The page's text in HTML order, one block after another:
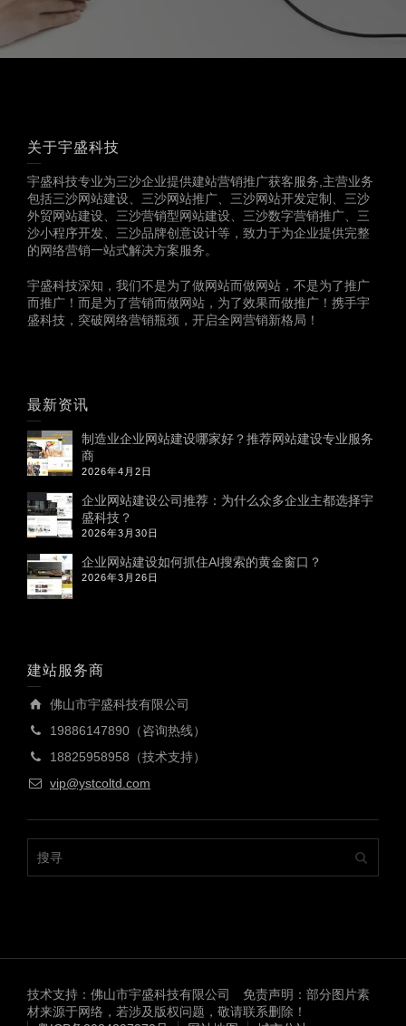
关于宇盛科技
宇盛科技专业为三沙企业提供建站营销推广获客服务,主营业务
包括三沙网站建设、三沙网站推广、三沙网站开发定制、三沙
外贸网站建设、三沙营销型网站建设、三沙数字营销推广、三
沙小程序开发、三沙品牌创意设计等，致力于为企业提供完整
的网络营销一站式解决方案服务。
宇盛科技深知，我们不是为了做网站而做网站，不是为了推广
而推广！而是为了营销而做网站，为了效果而做推广！携手宇
盛科技，突破网络营销瓶颈，开启全网营销新格局！
最新资讯
制造业企业网站建设哪家好？推荐网站建设专业服务
商
2026年4月2日
企业网站建设公司推荐：为什么众多企业主都选择宇
盛科技？
2026年3月30日
企业网站建设如何抓住AI搜索的黄金窗口？
2026年3月26日
建站服务商
佛山市宇盛科技有限公司
19886147890（咨询热线）
18825958958（技术支持）
vip@ystcoltd.com
技术支持：佛山市宇盛科技有限公司 免责声明：部分图片素
材来源于网络，若涉及版权问题，敬请联系删除！